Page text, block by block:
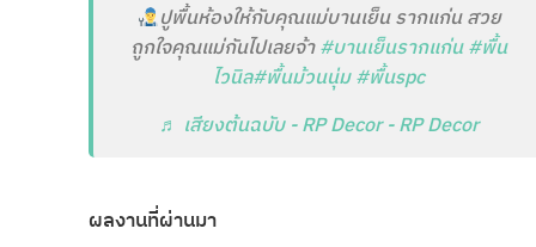
ปูพื้นห้องให้กับคุณแม่บานเย็น รากแก่น สวย
ถูกใจคุณแม่กันไปเลยจ้า #บานเย็นรากแก่น #พื้น
ไวนิล#พื้นม้วนนุ่ม #พื้นspc
♬ เสียงต้นฉบับ - RP Decor - RP Decor
ผลงานที่ผ่านมา